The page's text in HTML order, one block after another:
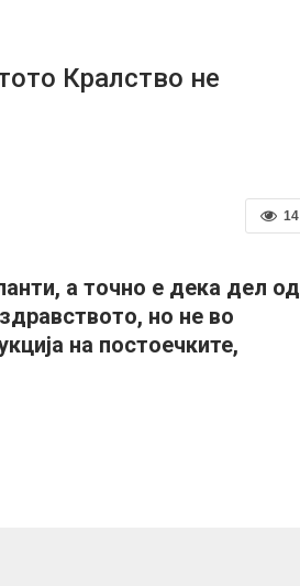
Кралство не
14
а точно е дека дел од
но не во
на постоечките,